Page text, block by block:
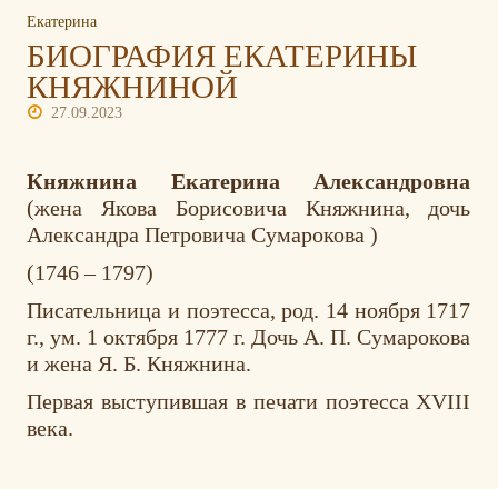
Екатерина
БИОГРАФИЯ ЕКАТЕРИНЫ
КНЯЖНИНОЙ
27.09.2023
Княжнина Екатерина Александровна
(жена Якова Борисовича Княжнина, дочь
Александра Петровича Сумарокова )
(1746 – 1797)
Писательница и поэтесса, род. 14 ноября 1717
г., ум. 1 октября 1777 г. Дочь A. П. Сумарокова
и жена Я. Б. Княжнина.
Первая выступившая в печати поэтесса XVIII
века.